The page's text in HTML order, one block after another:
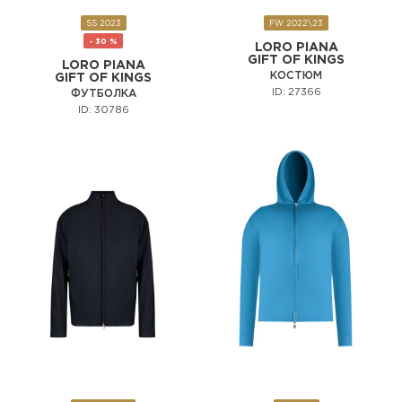
SS 2023
- 30 %
LORO PIANA
GIFT OF KINGS
ФУТБОЛКА
ID: 30786
FW 2022\23
LORO PIANA
GIFT OF KINGS
КОСТЮМ
ID: 27366